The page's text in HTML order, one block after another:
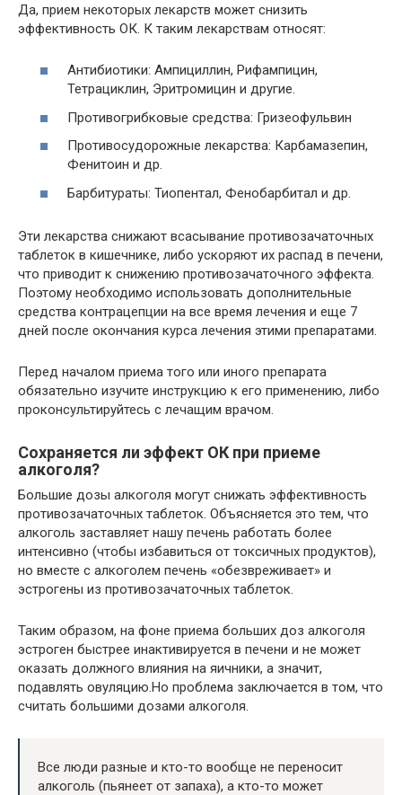
Да, прием некоторых лекарств может снизить
эффективность ОК. К таким лекарствам относят:
Антибиотики: Ампициллин, Рифампицин,
Тетрациклин, Эритромицин и другие.
Противогрибковые средства: Гризеофульвин
Противосудорожные лекарства: Карбамазепин,
Фенитоин и др.
Барбитураты: Тиопентал, Фенобарбитал и др.
Эти лекарства снижают всасывание противозачаточных
таблеток в кишечнике, либо ускоряют их распад в печени,
что приводит к снижению противозачаточного эффекта.
Поэтому необходимо использовать дополнительные
средства контрацепции на все время лечения и еще 7
дней после окончания курса лечения этими препаратами.
Перед началом приема того или иного препарата
обязательно изучите инструкцию к его применению, либо
проконсультируйтесь с лечащим врачом.
Сохраняется ли эффект ОК при приеме
алкоголя?
Большие дозы алкоголя могут снижать эффективность
противозачаточных таблеток. Объясняется это тем, что
алкоголь заставляет нашу печень работать более
интенсивно (чтобы избавиться от токсичных продуктов),
но вместе с алкоголем печень «обезвреживает» и
эстрогены из противозачаточных таблеток.
Таким образом, на фоне приема больших доз алкоголя
эстроген быстрее инактивируется в печени и не может
оказать должного влияния на яичники, а значит,
подавлять овуляцию.Но проблема заключается в том, что
считать большими дозами алкоголя.
Все люди разные и кто-то вообще не переносит
алкоголь (пьянеет от запаха), а кто-то может